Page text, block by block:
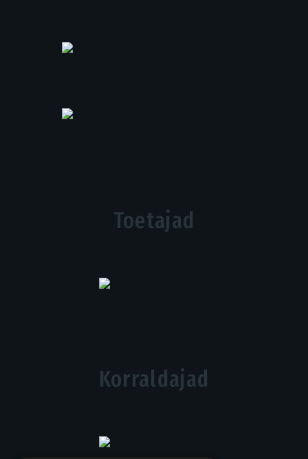
Toetajad
Korraldajad